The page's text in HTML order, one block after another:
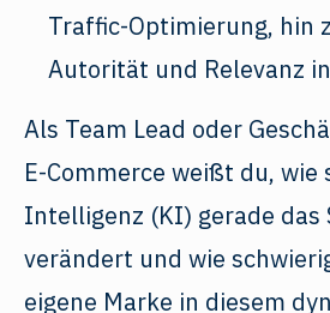
Traffic-Optimierung, hin
Autorität und Relevanz
Als Team Lead oder
E-Commerce weißt du,
Intelligenz (KI) gerade das
verändert und wie
eigene Marke in diesem